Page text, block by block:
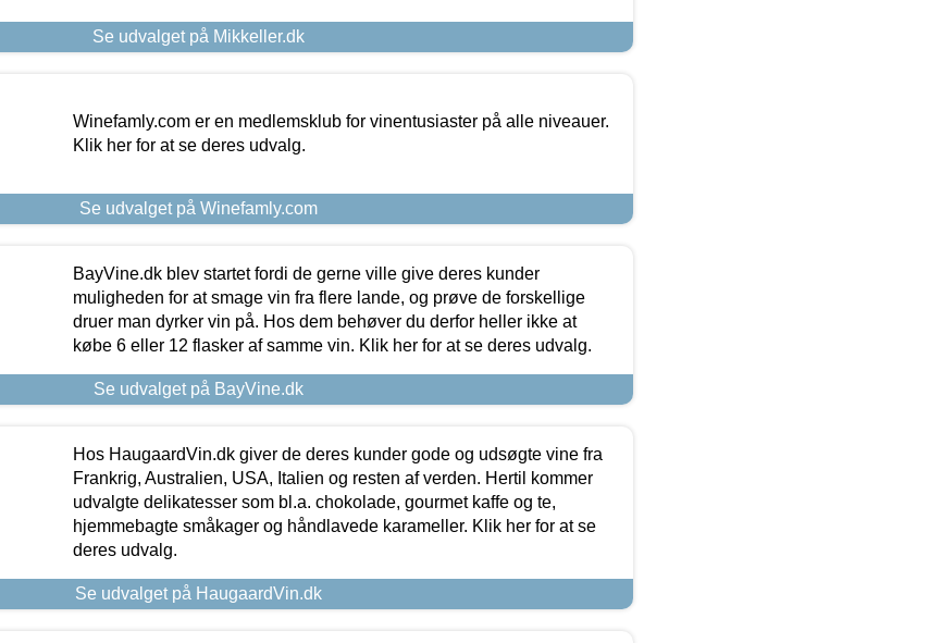
Se udvalget på Mikkeller.dk
Winefamly.com er en medlemsklub for vinentusiaster på alle niveauer.
Klik her for at se deres udvalg.
Se udvalget på Winefamly.com
BayVine.dk blev startet fordi de gerne ville give deres kunder
muligheden for at smage vin fra flere lande, og prøve de forskellige
druer man dyrker vin på. Hos dem behøver du derfor heller ikke at
købe 6 eller 12 flasker af samme vin. Klik her for at se deres udvalg.
Se udvalget på BayVine.dk
Hos HaugaardVin.dk giver de deres kunder gode og udsøgte vine fra
Frankrig, Australien, USA, Italien og resten af verden. Hertil kommer
udvalgte delikatesser som bl.a. chokolade, gourmet kaffe og te,
hjemmebagte småkager og håndlavede karameller. Klik her for at se
deres udvalg.
Se udvalget på HaugaardVin.dk